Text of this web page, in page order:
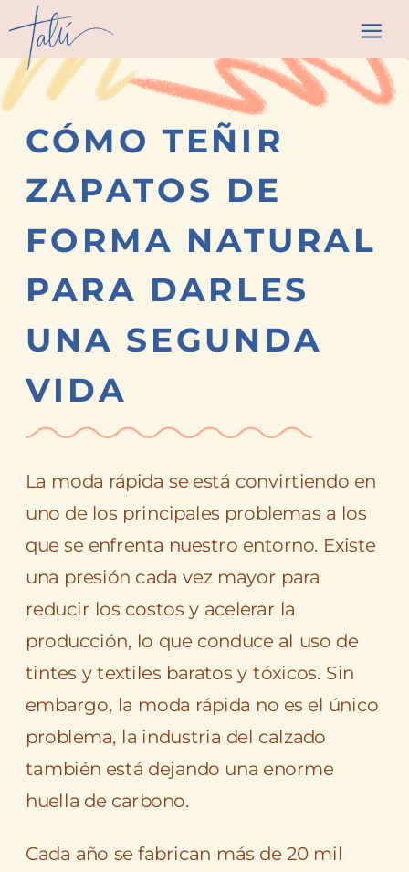
CÓMO TEÑIR
ZAPATOS DE
FORMA NATURAL
PARA DARLES
UNA SEGUNDA
VIDA
La moda rápida se está convirtiendo en
uno de los principales problemas a los
que se enfrenta nuestro entorno. Existe
una presión cada vez mayor para
reducir los costos y acelerar la
producción, lo que conduce al uso de
tintes y textiles baratos y tóxicos. Sin
embargo, la moda rápida no es el único
problema, la industria del calzado
también está dejando una enorme
huella de carbono.
Cada año se fabrican más de 20 mil